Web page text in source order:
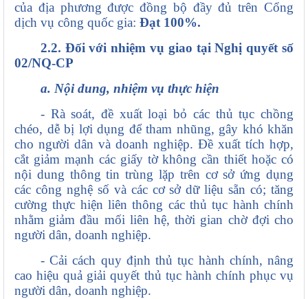
của địa phương được đồng bộ đầy đủ trên Cổng
dịch vụ công quốc gia: Đạt 100%.
2.2. Đối với nhiệm vụ giao tại Nghị quyết số
02/NQ-CP
a. Nội dung, nhiệm vụ thực hiện
- Rà soát, đề xuất loại bỏ các thủ tục chồng
chéo, dễ bị lợi dụng để tham nhũng, gây khó khăn
cho người dân và doanh nghiệp. Đề xuất tích hợp,
cắt giảm mạnh các giấy tờ không cần thiết hoặc có
nội dung thông tin trùng lặp trên cơ sở ứng dụng
các công nghệ số và các cơ sở dữ liệu sẵn có; tăng
cường thực hiện liên thông các thủ tục hành chính
nhằm giảm đầu mối liên hệ, thời gian chờ đợi cho
người dân, doanh nghiệp.
- Cải cách quy định thủ tục hành chính, nâng
cao hiệu quả giải quyết thủ tục hành chính phục vụ
người dân, doanh nghiệp.